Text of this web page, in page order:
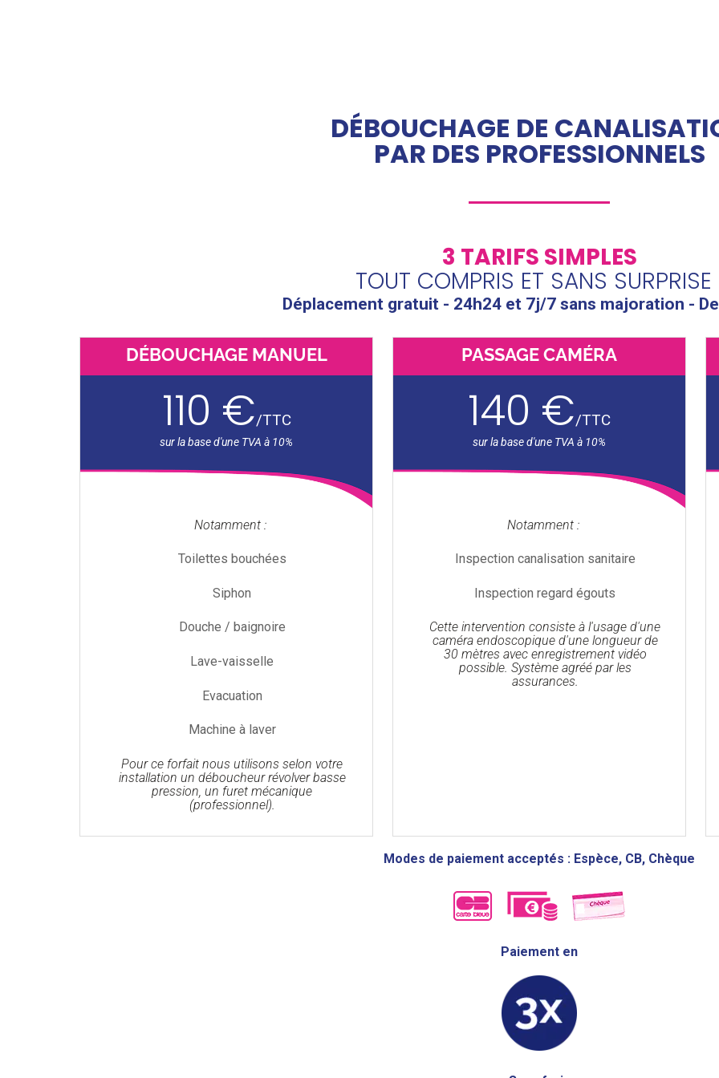
DÉBOUCHAGE DE
PAR DES PROFESSIONNELS
3 TARIFS SIMPLES
TOUT COMPRIS ET SANS SURPRISE
Déplacement gratuit - 24h24 et 7j/7 sans majoration -
DÉBOUCHAGE MANUEL
110 €/TTC
Notamment :
Toilettes bouchées
Siphon
Douche / baignoire
Lave-vaisselle
Evacuation
Machine à laver
Pour ce forfait nous utilisons selon votre
installation un déboucheur révolver basse
pression, un furet mécanique
(professionnel).
PASSAGE CAMÉRA
140 €/TTC
Notamment :
Inspection canalisation sanitaire
Inspection regard égouts
Cette intervention consiste à l'usage d'une
caméra endoscopique d'une longueur de
30 mètres avec enregistrement vidéo
possible. Système agréé par les
assurances.
Modes de paiement acceptés : Espèce, CB, Chèque
Paiement en